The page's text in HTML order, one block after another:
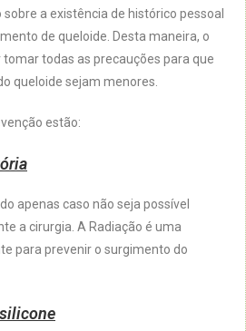
a existência de histórico pessoal
de queloide. Desta maneira, o
todas as precauções para que
queloide sejam menores.
estão:
apenas caso não seja possível
a cirurgia. A Radiação é uma
para prevenir o surgimento do